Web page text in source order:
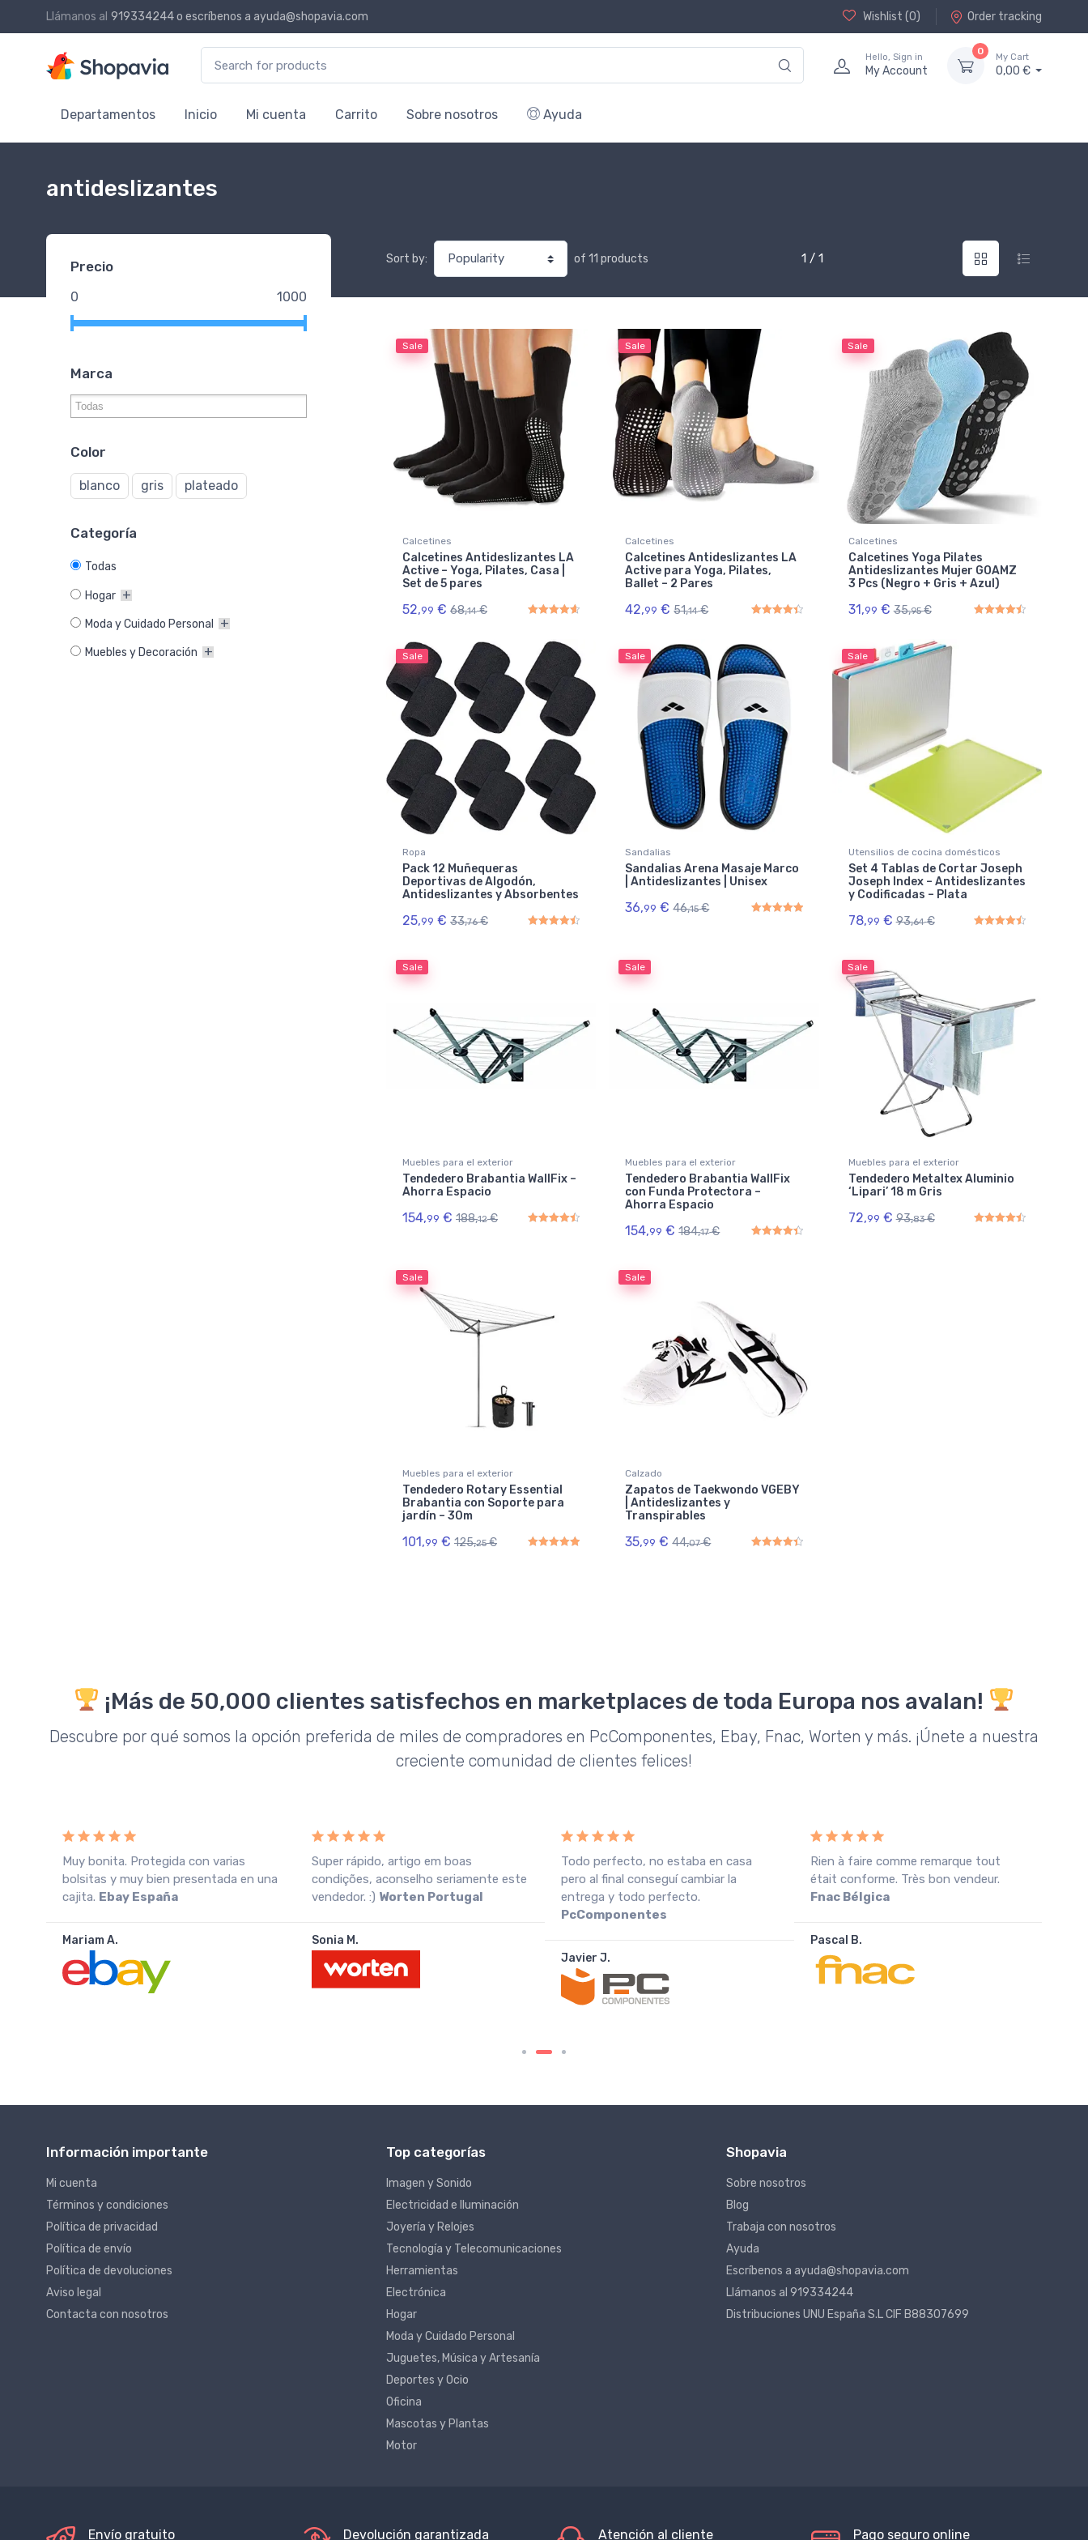
Llámanos al 919334244o escríbenos a ayuda@shopavia.com Wishlist (0) Order tracking
Hello, Sign in
My Account
0
My Cart
0,00 €
Departamentos Inicio Mi cuenta Carrito Sobre nosotros Ayuda
antideslizantes
Sort by: of 11 products 1 / 1
Sale
Calcetines
Calcetines Antideslizantes LA
Active – Yoga, Pilates, Casa |
Set de 5 pares
52,99 € 68,14 €
Sale
Calcetines
Calcetines Antideslizantes LA
Active para Yoga, Pilates,
Ballet – 2 Pares
42,99 € 51,14 €
Sale
Calcetines
Calcetines Yoga Pilates
Antideslizantes Mujer GOAMZ
3 Pcs (Negro + Gris + Azul)
31,99 € 35,95 €
Sale
Ropa
Pack 12 Muñequeras
Deportivas de Algodón,
Antideslizantes y Absorbentes
25,99 € 33,76 €
Sale
Sandalias
Sandalias Arena Masaje Marco
| Antideslizantes | Unisex
36,99 € 46,15 €
Sale
Utensilios de cocina domésticos
Set 4 Tablas de Cortar Joseph
Joseph Index – Antideslizantes
y Codificadas – Plata
78,99 € 93,64 €
Sale
Muebles para el exterior
Tendedero Brabantia WallFix –
Ahorra Espacio
154,99 € 188,12 €
Sale
Muebles para el exterior
Tendedero Brabantia WallFix
con Funda Protectora –
Ahorra Espacio
154,99 € 184,17 €
Sale
Muebles para el exterior
Tendedero Metaltex Aluminio
‘Lipari’ 18 m Gris
72,99 € 93,83 €
Sale
Muebles para el exterior
Tendedero Rotary Essential
Brabantia con Soporte para
jardín – 30m
101,99 € 125,25 €
Sale
Calzado
Zapatos de Taekwondo VGEBY
| Antideslizantes y
Transpirables
35,99 € 44,07 €
Precio
0 1000
Marca
Color
blanco gris plateado
Categoría
Todas
Hogar
Moda y Cuidado Personal
Muebles y Decoración
¡Más de 50,000 clientes satisfechos en marketplaces de toda Europa nos avalan!
Descubre por qué somos la opción preferida de miles de compradores en PcComponentes, Ebay, Fnac, Worten y más. ¡Únete a nuestra
creciente comunidad de clientes felices!
Muy bonita. Protegida con varias
bolsitas y muy bien presentada en una
cajita. Ebay España
Mariam A.
Super rápido, artigo em boas
condições, aconselho seriamente este
vendedor. :) Worten Portugal
Sonia M.
Todo perfecto, no estaba en casa
pero al final conseguí cambiar la
entrega y todo perfecto.
PcComponentes
Javier J.
Rien à faire comme remarque tout
était conforme. Très bon vendeur.
Fnac Bélgica
Pascal B.
Información importante
Mi cuenta
Términos y condiciones
Política de privacidad
Política de envío
Política de devoluciones
Aviso legal
Contacta con nosotros
Top categorías
Imagen y Sonido
Electricidad e Iluminación
Joyería y Relojes
Tecnología y Telecomunicaciones
Herramientas
Electrónica
Hogar
Moda y Cuidado Personal
Juguetes, Música y Artesanía
Deportes y Ocio
Oficina
Mascotas y Plantas
Motor
Shopavia
Sobre nosotros
Blog
Trabaja con nosotros
Ayuda
Escríbenos a ayuda@shopavia.com
Llámanos al 919334244
Distribuciones UNU España S.L CIF B88307699
Envío gratuito Devolución garantizada Atención al cliente Pago seguro online